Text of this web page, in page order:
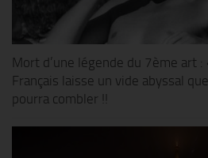
Mort d’une légende du 7ème art :
Français laisse un vide abyssal
pourra combler !!